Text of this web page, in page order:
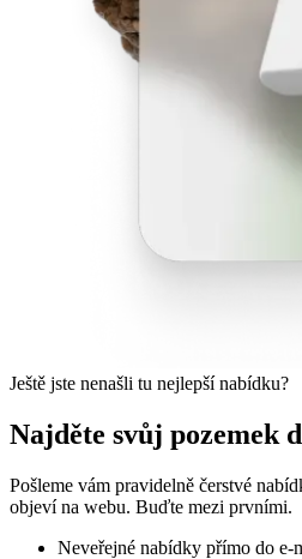
Ještě jste nenašli tu nejlepší nabídku?
Najděte svůj pozemek
Pošleme vám pravidelně čerstvé
objeví na webu. Buďte mezi prvními.
Neveřejné nabídky přímo do e-